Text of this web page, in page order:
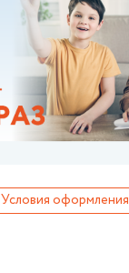
Условия оформления